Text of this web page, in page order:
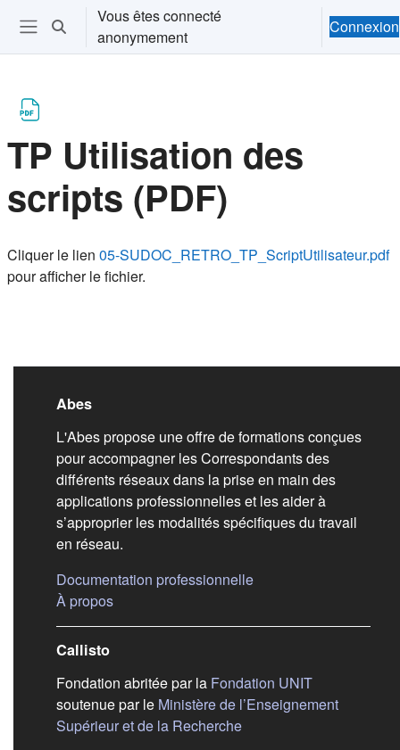
Passer au contenu principal
Ouvrir le menu de navigation
Activer/désactiver la saisie de recherche
Vous êtes connecté
anonymement
Connexion
TP Utilisation des
scripts (PDF)
Cliquer le lien 05-SUDOC_RETRO_TP_ScriptUtilisateur.pdf
pour afficher le fichier.
Liens de bas de
Abes
L'Abes propose une offre de formations conçues
pour accompagner les Correspondants des
différents réseaux dans la prise en main des
applications professionnelles et les aider à
s’approprier les modalités spécifiques du travail
en réseau.
Documentation professionnelle(s'ouvre dans un
À propos(s'ouvre dans un nouvel onglet)
Callisto
Fondation abritée par la Fondation UNIT(s'ouvre
soutenue par le Ministère de l’Enseignement
Supérieur et de la Recherche(s'ouvre dans un nouvel